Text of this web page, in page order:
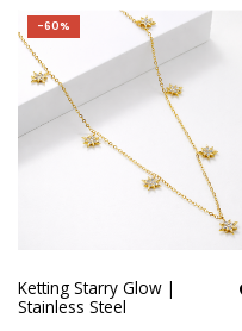
-60%
Ketting Starry Glow |
Stainless Steel